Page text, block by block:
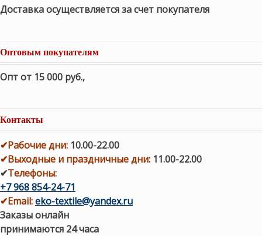
Доставка осуществляется за счет покупателя
Оптовым покупателям
Опт от 15 000 руб.,
Контакты
✔Рабочие дни: 10.00-22.00
✔Выходные и праздничные дни: 11.00-22.00
✔Телефоны:
+7 968 854-24-71
✔Email:eko-textile@yandex.ru
Заказы онлайн
принимаются 24 часа